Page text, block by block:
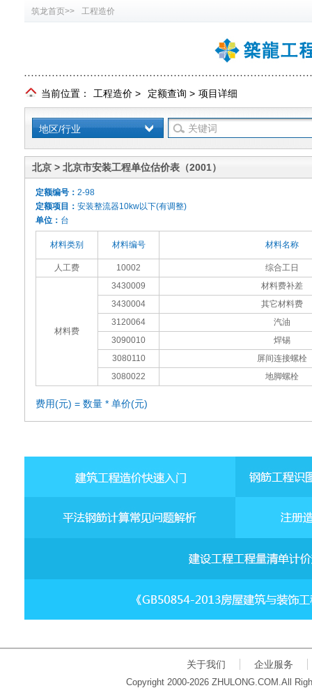
筑龙首页>> 工程造价
当前位置： 工程造价 > 定额查询 > 项目详细
地区/行业
北京 > 北京市安装工程单位估价表（2001）
定额编号： 2-98
定额项目： 安装整流器10kw以下(有调整)
单位： 台
材料类别 材料编号 材料名称
人工费 10002 综合工日
材料费
3430009
材料费补差
3430004
其它材料费
3120064
汽油
3090010
焊锡
3080110
屏间连接螺栓
3080022
地脚螺栓
费用(元) = 数量 * 单价(元)
关于我们 企业服务
Copyright 2000-2026 ZHULONG.COM.All